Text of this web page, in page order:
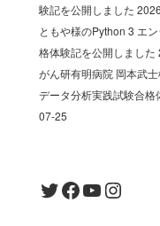
験記を公開しました
ともや様のPython 3 エ
格体験記を公開しました
がん研有明病院 岡本武
データ分析実践試験合格
07-25
Twitter
Facebook
YouTube